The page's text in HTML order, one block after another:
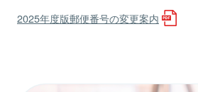
2025年度版郵便番号の変更案内